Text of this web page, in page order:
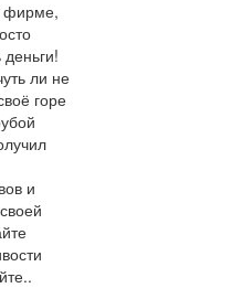
фирме,
ли не
горе
и